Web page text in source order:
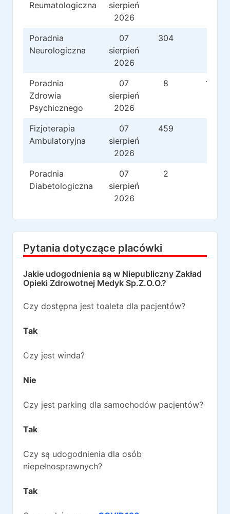
Reumatologiczna
sierpień
2026
Poradnia
Neurologiczna
07
sierpień
2026
304
Poradnia
Zdrowia
Psychicznego
07
sierpień
2026
8 122
Fizjoterapia
Ambulatoryjna
07
sierpień
2026
459
Poradnia
Diabetologiczna
07
sierpień
2026
2
Pytania dotyczące placówki
Jakie udogodnienia są w Niepubliczny Zakład
Opieki Zdrowotnej Medyk Sp.Z.O.O.?
Czy dostępna jest toaleta dla pacjentów?
Tak
Czy jest winda?
Nie
Czy jest parking dla samochodów pacjentów?
Tak
Czy są udogodnienia dla osób
niepełnosprawnych?
Tak